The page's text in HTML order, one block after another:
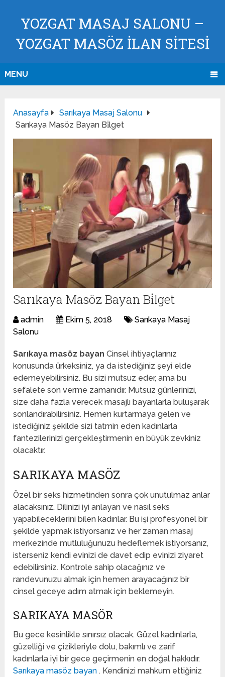
YOZGAT MASAJ SALONU –
YOZGAT MASÖZ İLAN SİTESİ
MENU
Anasayfa
Sarıkaya Masaj Salonu
Sarıkaya Masöz Bayan Bi̇lget
Sarıkaya Masöz Bayan Bi̇lget
admin Ekim 5, 2018
Sarıkaya Masaj
Salonu
Sarıkaya masöz bayan Cinsel ihtiyaçlarınız
konusunda ürkeksiniz, ya da istediğiniz şeyi elde
edemeyebilirsiniz. Bu sizi mutsuz eder, ama bu
sefalete son verme zamanıdır. Mutsuz günlerinizi,
size daha fazla verecek masajlı bayanlarla buluşarak
sonlandırabilirsiniz. Hemen kurtarmaya gelen ve
istediğiniz şekilde sizi tatmin eden kadınlarla
fantezilerinizi gerçekleştirmenin en büyük zevkiniz
olacaktır.
SARIKAYA MASÖZ
Özel bir seks hizmetinden sonra çok unutulmaz anlar
alacaksınız. Dilinizi iyi anlayan ve nasıl seks
yapabileceklerini bilen kadınlar. Bu işi profesyonel bir
şekilde yapmak istiyorsanız ve her zaman masaj
merkezinde mutluluğunuzu hedeflemek istiyorsanız,
isterseniz kendi evinizi de davet edip evinizi ziyaret
edebilirsiniz. Kontrole sahip olacağınız ve
randevunuzu almak için hemen arayacağınız bir
cinsel geceye adım atmak için beklemeyin.
SARIKAYA MASÖR
Bu gece kesinlikle sınırsız olacak. Güzel kadınlarla,
güzelliği ve çizikleriyle dolu, bakımlı ve zarif
kadınlarla iyi bir gece geçirmenin en doğal hakkıdır.
Sarıkaya masöz bayan. Kendinizi mahkum ettiğiniz